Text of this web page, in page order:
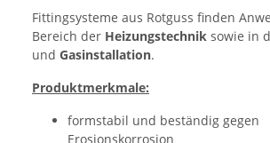
Fittingsysteme aus Rotguss finden
Bereich der Heizungstechnik sowie in
und Gasinstallation.
Produktmerkmale:
formstabil und beständig gegen
Erosionskorrosion